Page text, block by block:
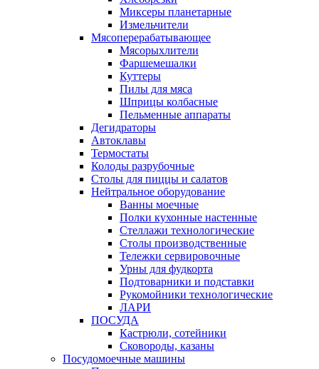
Миксеры планетарные
Измельчители
Мясоперерабатывающее
Мясорыхлители
Фаршемешалки
Куттеры
Пилы для мяса
Шприцы колбасные
Пельменные аппараты
Дегидраторы
Автоклавы
Термостаты
Колоды разрубочные
Столы для пиццы и салатов
Нейтральное оборудование
Ванны моечные
Полки кухонные настенные
Стеллажи технологические
Столы производственные
Тележки сервировочные
Урны для фудкорта
Подтоварники и подставки
Рукомойники технологические
ЛАРИ
ПОСУДА
Кастрюли, сотейники
Сковороды, казаны
Посудомоечные машины